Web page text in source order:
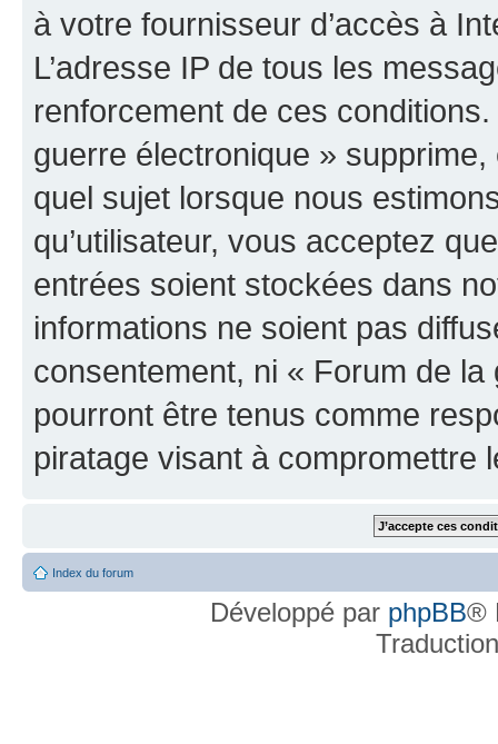
à votre fournisseur d’accès à
L’adresse IP de tous les
renforcement de ces
guerre électronique »
quel sujet lorsque nous
qu’utilisateur, vous acceptez
entrées soient stockées dans
informations ne soient pas
consentement, ni « Forum de
pourront être tenus comme
piratage visant à compromettre
Index du forum
Développé par phpBB®